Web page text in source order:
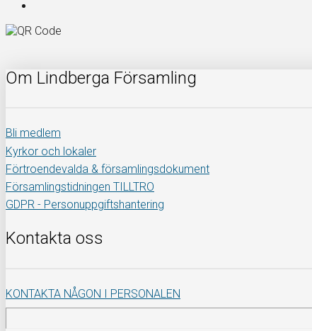
Om Lindberga Församling
Bli medlem
Kyrkor och lokaler
Förtroendevalda & församlingsdokument
Församlingstidningen TILLTRO
GDPR - Personuppgiftshantering
Kontakta oss
KONTAKTA NÅGON I PERSONALEN